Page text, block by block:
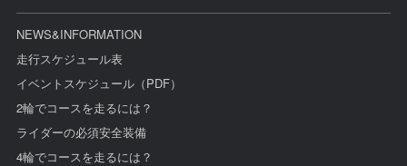
NEWS&INFORMATION
走行スケジュール表
イベントスケジュール（PDF）
2輪でコースを走るには？
ライダーの必須安全装備
4輪でコースを走るには？